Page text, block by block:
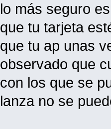
lo más seguro
que tu tarjeta
que tu ap unas
observado que
con los que se
lanza no se